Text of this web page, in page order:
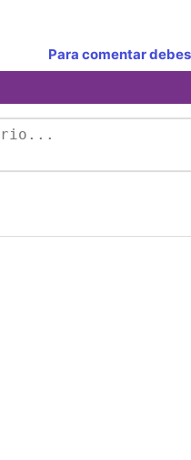
Para comentar